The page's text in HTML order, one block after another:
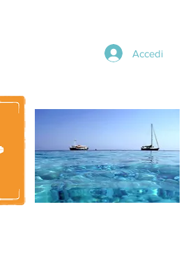
Accedi